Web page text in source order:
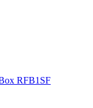
RFB1SF